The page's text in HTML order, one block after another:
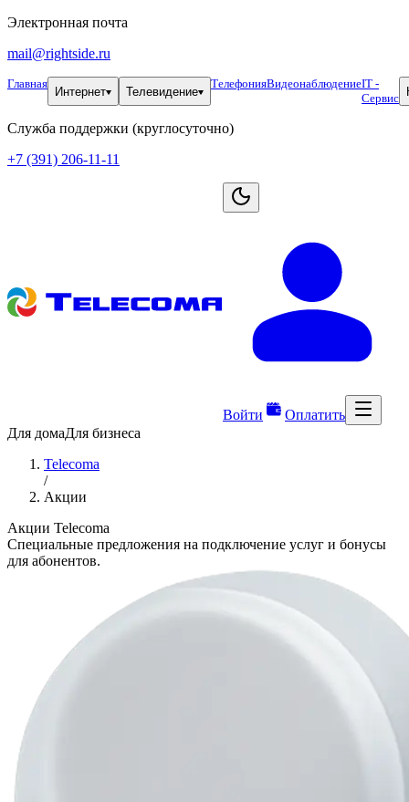
Электронная почта
mail@rightside.ru
Главная
Интернет Телевидение
ТелефонияВидеонаблюдениеIT -
Сервис
Служба поддержки (круглосуточно)
+7 (391) 206-11-11
Войти
Оплатить
Для домаДля бизнеса
Telecoma
/
Акции
Акции Telecoma
Специальные предложения на подключение услуг и бонусы
для абонентов.